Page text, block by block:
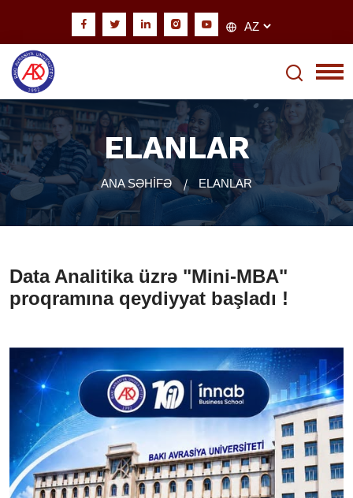
ELANLAR
ANA SƏHİFƏ ELANLAR
Data Analitika üzrə "Mini-MBA"
proqramına qeydiyyat başladı !